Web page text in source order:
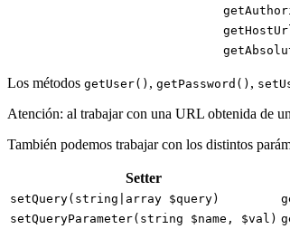
Los métodos getUser() , getPassword() ,
Atención: al trabajar con una URL obtenida de
También podemos trabajar con los distintos
Setter
setQuery(string|array $query)
setQueryParameter(string $name, $val)